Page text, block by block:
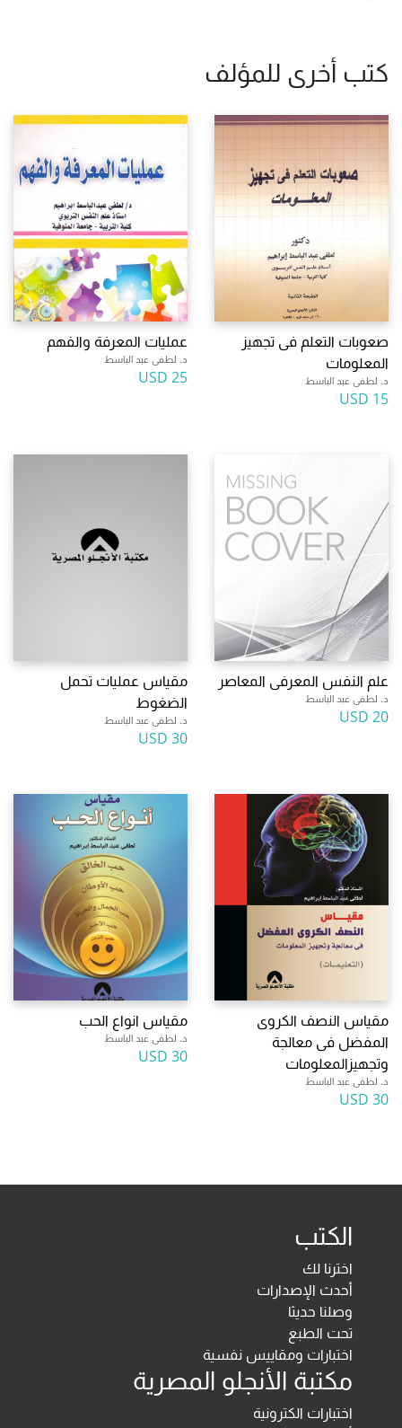
كتب أخرى للمؤلف
صعوبات التعلم فى تجهيز
المعلومات
د. لطفى عبد الباسط
15 USD
عمليات المعرفة والفهم
د. لطفى عبد الباسط
25 USD
علم النفس المعرفى المعاصر
د. لطفى عبد الباسط
20 USD
مقياس عمليات تحمل
الضغوط
د. لطفى عبد الباسط
30 USD
مقياس النصف الكروى
المفضل فى معالجة
وتجهيزالمعلومات
د. لطفى عبد الباسط
30 USD
مقياس انواع الحب
د. لطفى عبد الباسط
30 USD
الكتب
اخترنا لك
أحدث الإصدارات
وصلنا حديثا
تحت الطبع
اختبارات ومقاييس نفسية
مكتبة الأنجلو المصرية
اختبارات الكترونية